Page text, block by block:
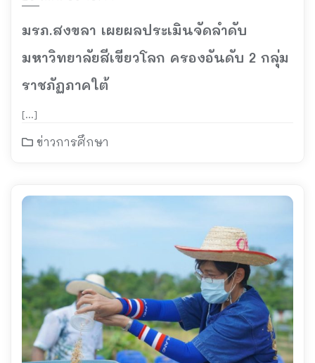
มรภ.สงขลา เผยผลประเมินจัดลำดับ
มหาวิทยาลัยสีเขียวโลก ครองอันดับ 2 กลุ่ม
ราชภัฏภาคใต้
[…]
ข่าวการศึกษา